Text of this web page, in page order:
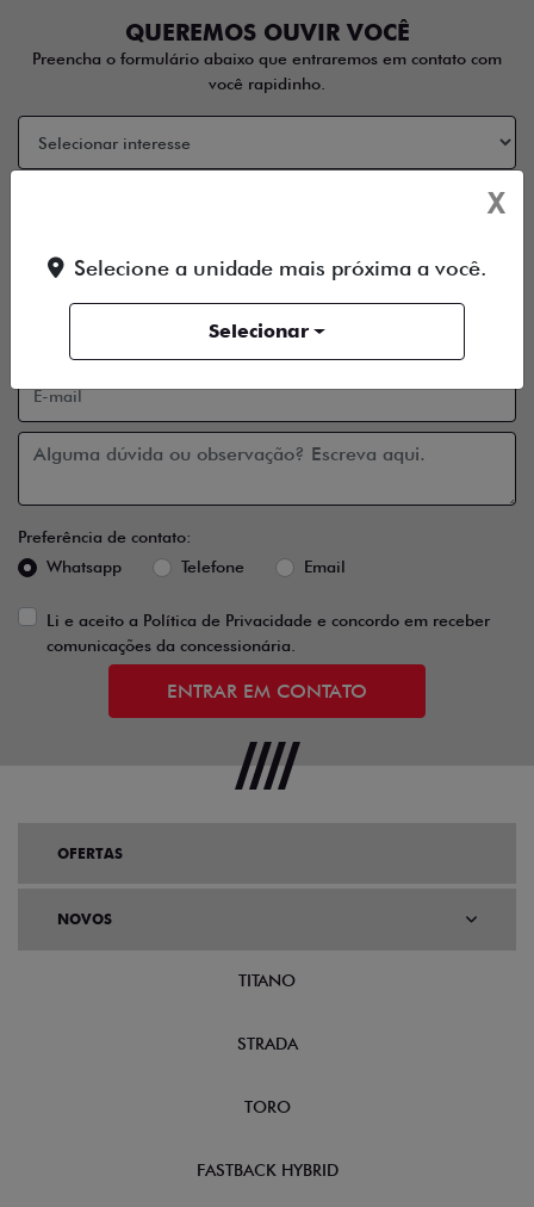
QUEREMOS OUVIR VOCÊ
Preencha o formulário abaixo que entraremos em contato com
você rapidinho.
Preferência de contato:
Whatsapp
Telefone Email
Li e aceito a Política de Privacidade e concordo em receber
comunicações da concessionária.
ENTRAR EM CONTATO
OFERTAS
NOVOS
TITANO
STRADA
TORO
FASTBACK HYBRID
X
Selecione a unidade mais próxima a você.
Selecionar